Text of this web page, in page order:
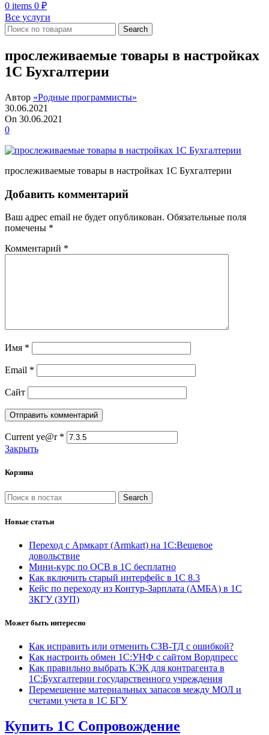
0 items 0 ₽
Все услуги
Search
прослеживаемые товары в настройках
1С Бухгалтерии
Автор «Родные программисты»
30.06.2021
On 30.06.2021
0
прослеживаемые товары в настройках 1С Бухгалтерии
Добавить комментарий
Ваш адрес email не будет опубликован. Обязательные поля
помечены *
Комментарий *
Имя *
Email *
Сайт
Current ye@r *
Закрыть
Корзина
Search
Новые статьи
Переход с Армкарт (Armkart) на 1С:Вещевое
довольствие
Мини-курс по ОСВ в 1С бесплатно
Как включить старый интерфейс в 1С 8.3
Кейс по переходу из Контур-Зарплата (АМБА) в 1С
ЗКГУ (ЗУП)
Может быть интересно
Как исправить или отменить СЗВ-ТД с ошибкой?
Как настроить обмен 1С:УНФ с сайтом Вордпресс
Как правильно выбрать КЭК для контрагента в
1С:Бухгалтерии государственного учреждения
Перемещение материальных запасов между МОЛ и
счетами учета в 1С БГУ
Купить 1С Сопровождение